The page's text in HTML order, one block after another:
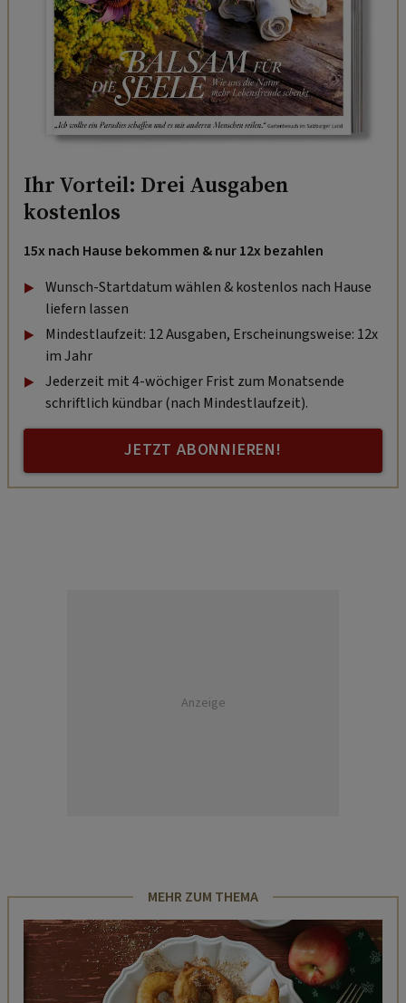
Ihr Vorteil: Drei Ausgaben
kostenlos
15x nach Hause bekommen & nur 12x bezahlen
Wunsch-Startdatum wählen & kostenlos nach Hause
liefern lassen
Mindestlaufzeit: 12 Ausgaben, Erscheinungsweise: 12x
im Jahr
Jederzeit mit 4-wöchiger Frist zum Monatsende
schriftlich kündbar (nach Mindestlaufzeit).
JETZT ABONNIEREN!
Anzeige
MEHR ZUM THEMA